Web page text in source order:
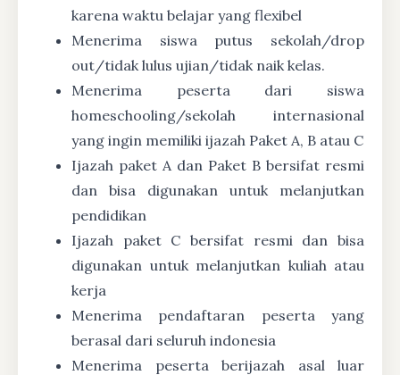
karena waktu belajar yang flexibel
Menerima siswa putus sekolah/drop
out/tidak lulus ujian/tidak naik kelas.
Menerima peserta dari siswa
homeschooling/sekolah internasional
yang ingin memiliki ijazah Paket A, B atau C
Ijazah paket A dan Paket B bersifat resmi
dan bisa digunakan untuk melanjutkan
pendidikan
Ijazah paket C bersifat resmi dan bisa
digunakan untuk melanjutkan kuliah atau
kerja
Menerima pendaftaran peserta yang
berasal dari seluruh indonesia
Menerima peserta berijazah asal luar